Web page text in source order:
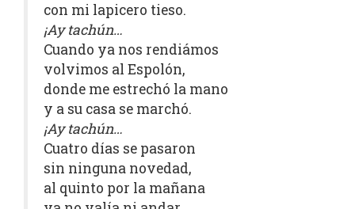
con mi lapicero tieso.
¡Ay tachún…
Cuando ya nos rendiámos
volvimos al Espolón,
donde me estrechó la mano
y a su casa se marchó.
¡Ay tachún…
Cuatro días se pasaron
sin ninguna novedad,
al quinto por la mañana